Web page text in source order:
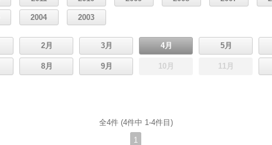
2004 2003
2月 3月 4月 5月
8月 9月 10月 11月
全4件 (4件中 1-4件目)
1